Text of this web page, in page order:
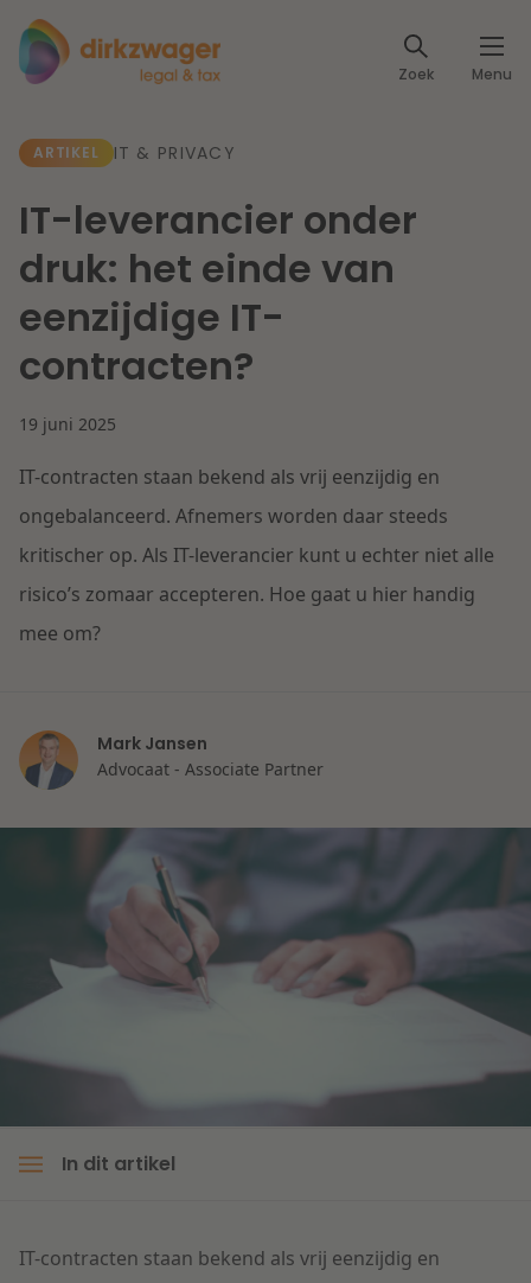
Zoek Menu
Expertises
Fiscaal
Arbeid & Pensioen
IE & Innovatie
Herstructurering & Insolventie
Energie
Vastgoed
Overheid & Omgeving
Aanbesteding & Mededinging
Onderwijs
Dichtbij een toekomstbestendige zorg
Lees meer
woningbouw
Lees meer
Dichtbij de wendbare onderneming
Artikelen
Klantcases
Events
Specialisten
Internationale partners
Werken bij
Contact
Nederlands
ARTIKEL IT & PRIVACY
IT-leverancier onder
druk: het einde van
eenzijdige IT-
contracten?
19 juni 2025
IT-contracten staan bekend als vrij eenzijdig en
ongebalanceerd. Afnemers worden daar steeds
kritischer op. Als IT-leverancier kunt u echter niet alle
risico’s zomaar accepteren. Hoe gaat u hier handig
mee om?
Mark Jansen
Advocaat - Associate Partner
In dit artikel
IT-contracten staan bekend als vrij eenzijdig en